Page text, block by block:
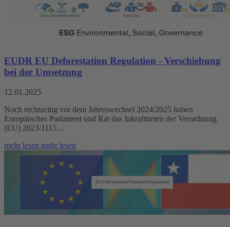
EUDR EU Deforestation Regulation - Verschiebung
bei der Umsetzung
12.01.2025
Noch rechtzeitig vor dem Jahreswechsel 2024/2025 haben
Europäisches Parlament und Rat das Inkrafttreten der Verordnung
(EU) 2023/1115…
mehr lesen mehr lesen